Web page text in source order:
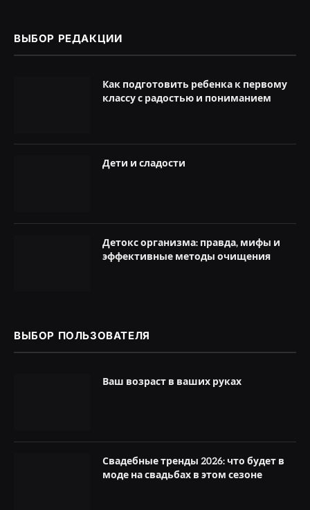
ВЫБОР РЕДАКЦИИ
Как подготовить ребенка к первому
классу с радостью и пониманием
Дети и сладости
Детокс организма: правда, мифы и
эффективные методы очищения
ВЫБОР ПОЛЬЗОВАТЕЛЯ
Ваш возраст в ваших руках
Свадебные тренды 2026: что будет в
моде на свадьбах в этом сезоне